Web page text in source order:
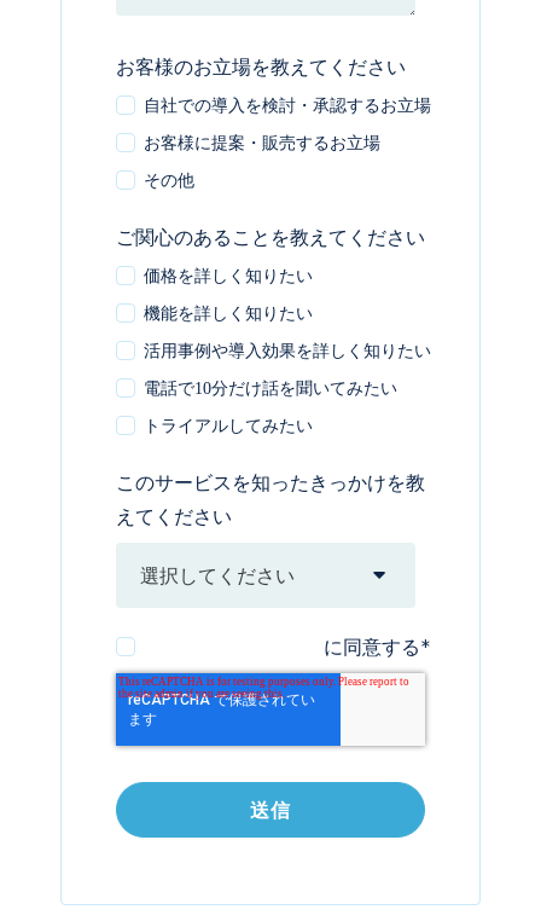
お客様のお立場を教えてください
自社での導入を検討・承認するお立場
お客様に提案・販売するお立場
その他
ご関心のあることを教えてください
価格を詳しく知りたい
機能を詳しく知りたい
活用事例や導入効果を詳しく知りたい
電話で10分だけ話を聞いてみたい
トライアルしてみたい
このサービスを知ったきっかけを教
えてください
に同意する*